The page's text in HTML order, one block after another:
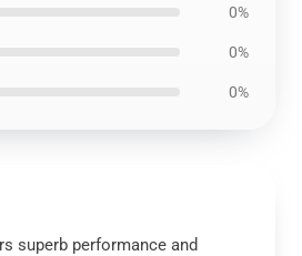
0%
0%
0%
superb performance and